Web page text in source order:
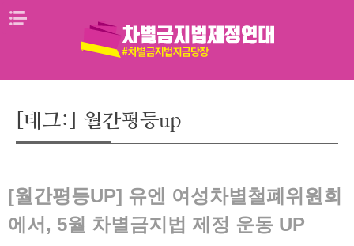
Skip
[태그:] 월간평등up
[월간평등UP] 유엔 여성차별철폐위원회
에서, 5월 차별금지법 제정 운동 UP